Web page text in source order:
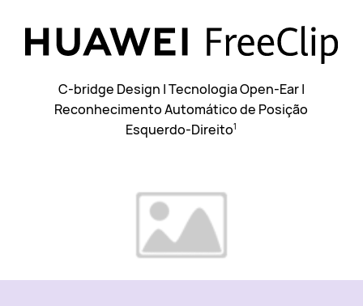
C-bridge Design | Tecnologia Open-Ear |
Reconhecimento Automático de Posição
Esquerdo-Direito1